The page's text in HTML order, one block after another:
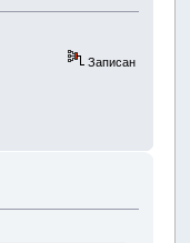
Записан